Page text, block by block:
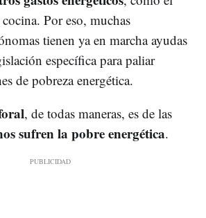
Por eso, muchas
tienen ya en marcha ayudas
específica para paliar
de pobreza energética.
, de todas maneras, es de las
sufren la pobre energética.